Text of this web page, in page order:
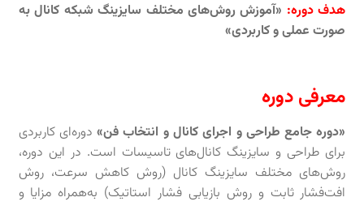
هدف دوره: «آموزش روش‌های مختلف سایزینگ شبکه کانال به
صورت عملی و کاربردی»
معرفی دوره
«دوره جامع طراحی و اجرای کانال و انتخاب فن»دوره‌ای کاربردی
برای طراحی و سایزینگ کانال‌های تاسیسات است. در این دوره،
روش‌های مختلف سایزینگ کانال (روش کاهش سرعت، روش
افت‌فشار ثابت و روش بازیابی فشار استاتیک) به‌همراه مزایا و